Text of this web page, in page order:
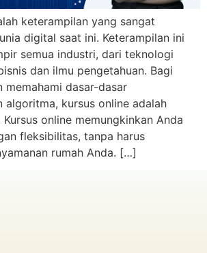
keterampilan yang sangat
digital saat ini. Keterampilan ini
semua industri, dari teknologi
dan ilmu pengetahuan. Bagi
memahami dasar-dasar
algoritma, kursus online adalah
online memungkinkan Anda
fleksibilitas, tanpa harus
rumah Anda. […]